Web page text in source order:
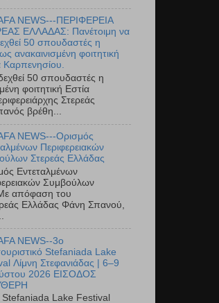
NEWS---ΠΕΡΙΦΕΡΕΙΑ
ΕΛΛΑΔΑΣ: Πανέτοιμη να
50 σπουδαστές η
ανακαινισμένη φοιτητική
Καρπενησίου.
50 σπουδαστές η
φοιτητική Εστία
Στερεάς
βρέθη...
NEWS---Ορισμός
Περιφερειακών
Στερεάς Ελλάδας
Εντεταλμένων
Συμβούλων
απόφαση του
Ελλάδας Φάνη Σπανού,
NEWS--3ο
Stefaniada Lake
Λίμνη Στεφανιάδας | 6–9
2026 ΕΙΣΟΔΟΣ
Stefaniada Lake Festival